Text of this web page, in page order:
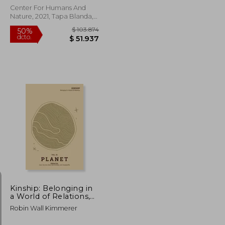
$ 135.018
$ 67.509
Center For Humans And
Nature, 2021, Tapa Blanda,
Nuevo
50%
dcto.
Kinship: Belonging in
a World of Relations,
Vol. 1 – Planet (Kinship,
1) (en Inglés)
Robin Wall Kimmerer